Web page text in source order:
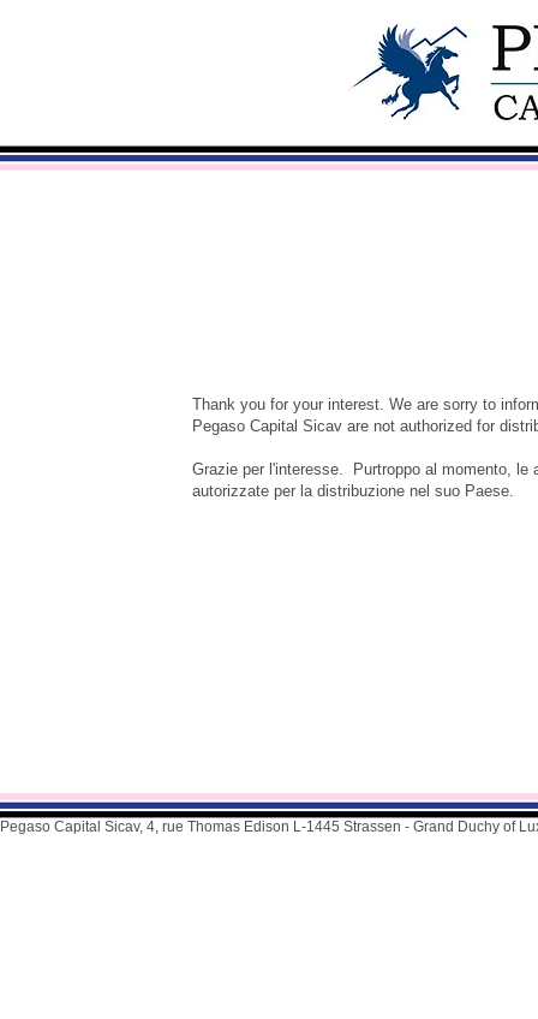
Thank you for your interest. We are sorry to
Pegaso Capital Sicav are not authorized for
Grazie per l'interesse. Purtroppo al momento,
autorizzate per la distribuzione nel suo Paese.
Pegaso Capital Sicav, 4, rue Thomas Edison L-1445 Strassen - Grand Duchy of